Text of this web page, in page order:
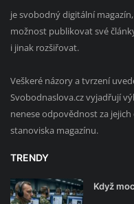
je svobodný digitální
možnost publikovat své
i jinak rozšiřovat.
Veškeré názory a tvrzení
Svobodnaslova.cz vyjadřují
nenese odpovědnost za
stanoviska magazínu.
TRENDY
Když